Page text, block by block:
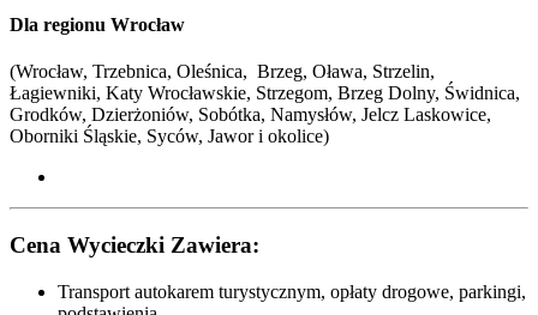
Dla regionu Wrocław
(Wrocław, Trzebnica, Oleśnica, Brzeg, Oława, Strzelin,
Łagiewniki, Katy Wrocławskie, Strzegom, Brzeg Dolny, Świdnica,
Grodków, Dzierżoniów, Sobótka, Namysłów, Jelcz Laskowice,
Oborniki Śląskie, Syców, Jawor i okolice)
Cena Wycieczki Zawiera:
Transport autokarem turystycznym, opłaty drogowe, parkingi,